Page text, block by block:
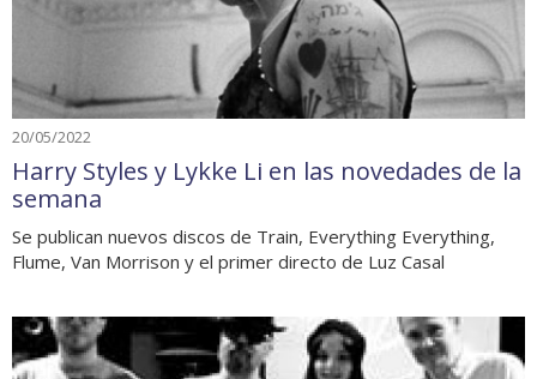
20/05/2022
Harry Styles y Lykke Li en las novedades de la
semana
Se publican nuevos discos de Train, Everything Everything,
Flume, Van Morrison y el primer directo de Luz Casal